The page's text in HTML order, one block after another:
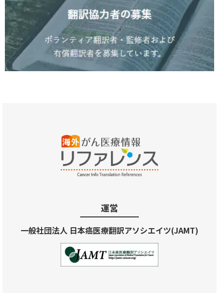
運営
一般社団法人 日本癌医療翻訳アソシエイツ(JAMT)